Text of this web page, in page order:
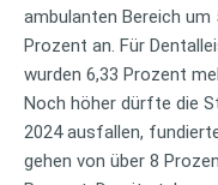
ambulanten Bereich
Prozent an. Für
wurden 6,33 Prozent
Noch höher dürfte die
2024 ausfallen,
gehen von über 8